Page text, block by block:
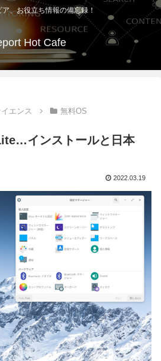
、お役立ち情報の備忘録！
Hot Cafe
イエンス 無料OS
インストールと日本
2022.03.19